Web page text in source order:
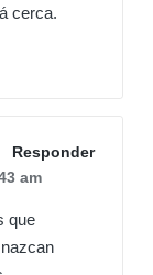
cerca.
Responder
am
que